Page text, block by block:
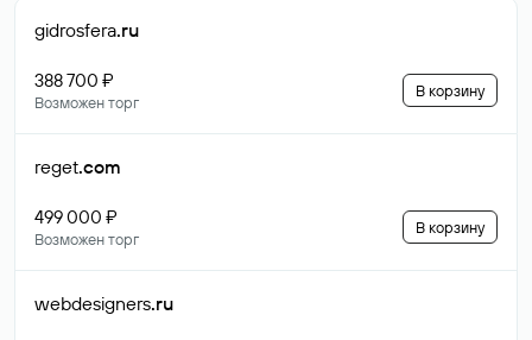
gidrosfera.ru
388 700 ₽
Возможен торг
В корзину
reget.com
499 000 ₽
Возможен торг
В корзину
webdesigners.ru